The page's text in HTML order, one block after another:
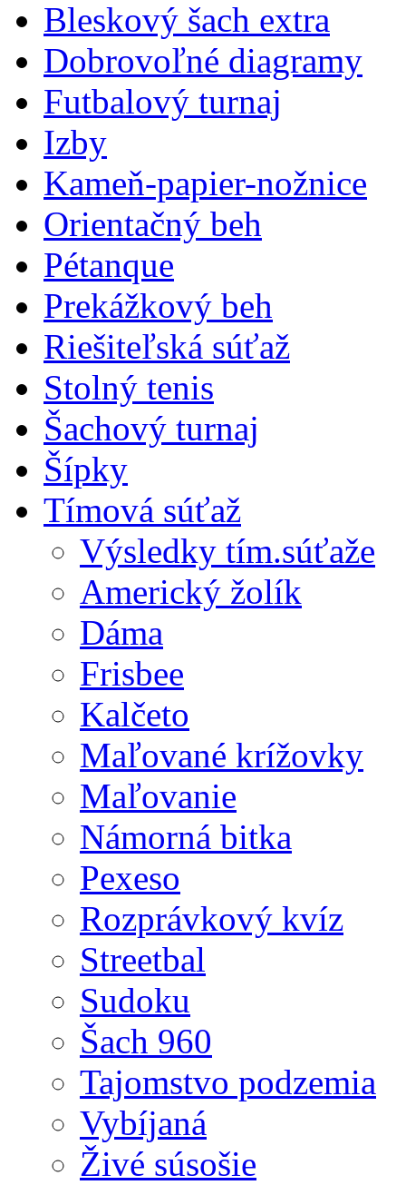
Bleskový šach extra
Dobrovoľné diagramy
Futbalový turnaj
Izby
Kameň-papier-nožnice
Orientačný beh
Pétanque
Prekážkový beh
Riešiteľská súťaž
Stolný tenis
Šachový turnaj
Šípky
Tímová súťaž
Výsledky tím.súťaže
Americký žolík
Dáma
Frisbee
Kalčeto
Maľované krížovky
Maľovanie
Námorná bitka
Pexeso
Rozprávkový kvíz
Streetbal
Sudoku
Šach 960
Tajomstvo podzemia
Vybíjaná
Živé súsošie